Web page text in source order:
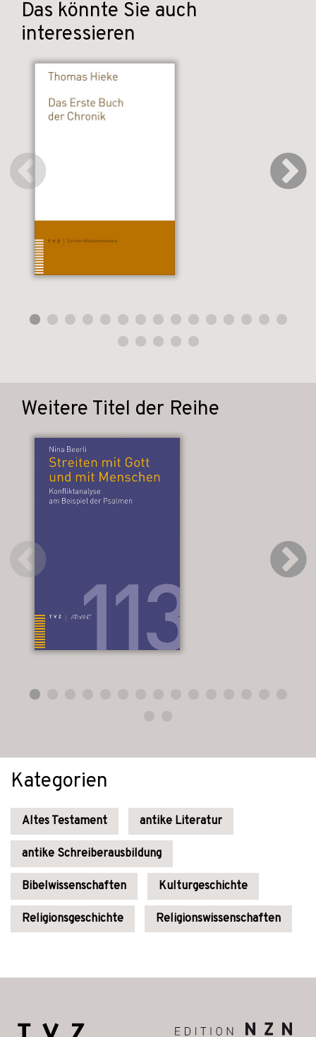
Das könnte Sie auch
interessieren
Weitere Titel der Reihe
Kategorien
Altes Testament antike Literatur
antike Schreiberausbildung
Bibelwissenschaften Kulturgeschichte
Religionsgeschichte Religionswissenschaften